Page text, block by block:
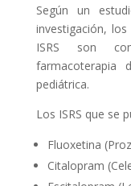
Según un
investigación,
ISRS son
farmacoterapia
pediátrica.
Los ISRS que se
Fluoxetina
Citalopram